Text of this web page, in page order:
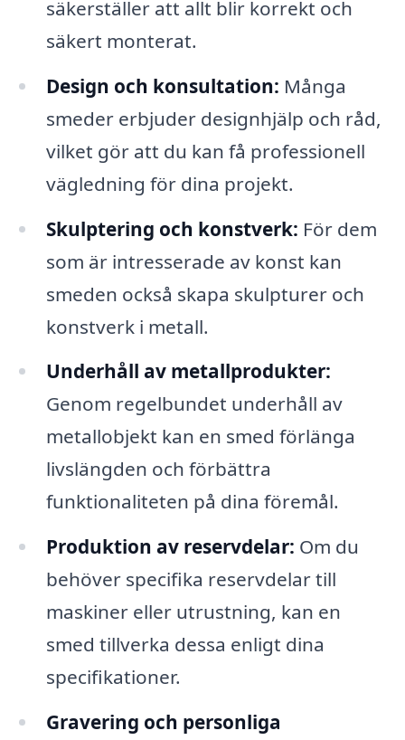
säkerställer att allt blir korrekt och
säkert monterat.
Design och konsultation: Många
smeder erbjuder designhjälp och råd,
vilket gör att du kan få professionell
vägledning för dina projekt.
Skulptering och konstverk: För dem
som är intresserade av konst kan
smeden också skapa skulpturer och
konstverk i metall.
Underhåll av metallprodukter:
Genom regelbundet underhåll av
metallobjekt kan en smed förlänga
livslängden och förbättra
funktionaliteten på dina föremål.
Produktion av reservdelar: Om du
behöver specifika reservdelar till
maskiner eller utrustning, kan en
smed tillverka dessa enligt dina
specifikationer.
Gravering och personliga